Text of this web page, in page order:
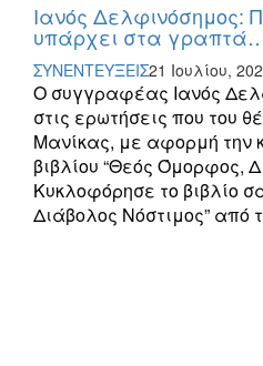
Ιανός Δελφινόσημος:
υπάρχει στα
ΣΥΝΕΝΤΕΥΞΕΙΣ21 Ιουλίου,
Ο συγγραφέας Ιανός
στις ερωτήσεις που του
Μανίκας, με αφορμή την
βιβλίου “Θεός Όμορφος,
Κυκλοφόρησε το βιβλίο
Διάβολος Νόστιμος” από